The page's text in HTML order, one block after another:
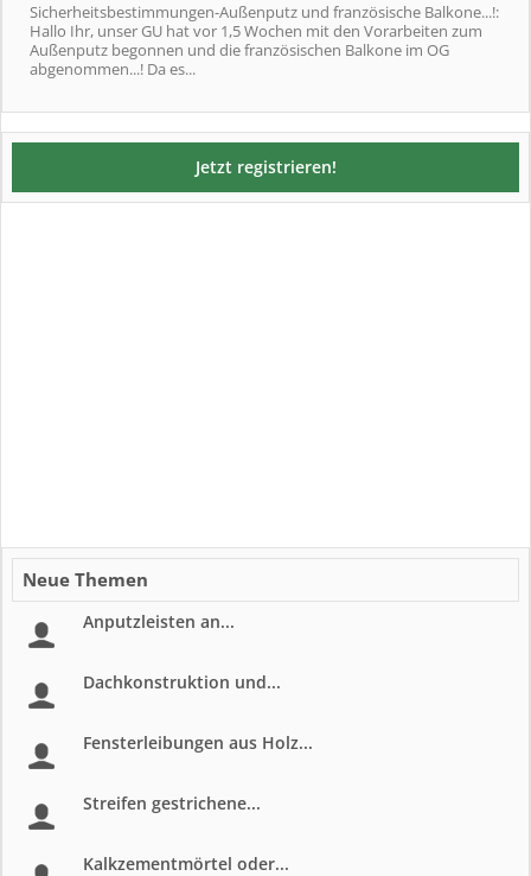
Sicherheitsbestimmungen-Außenputz und französische Balkone...!:
Hallo Ihr, unser GU hat vor 1,5 Wochen mit den Vorarbeiten zum
Außenputz begonnen und die französischen Balkone im OG
abgenommen...! Da es...
Jetzt registrieren!
Neue Themen
Anputzleisten an...
Dachkonstruktion und...
Fensterleibungen aus Holz...
Streifen gestrichene...
Kalkzementmörtel oder...